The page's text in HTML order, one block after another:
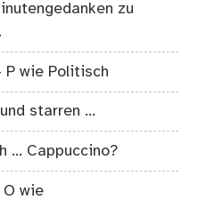
zu
P wie Politisch
starren …
… Cappuccino?
O wie